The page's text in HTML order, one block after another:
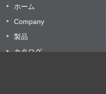
ホーム
Company
製品
カタログ
ファスナーの専門会
たちにお尋ねください